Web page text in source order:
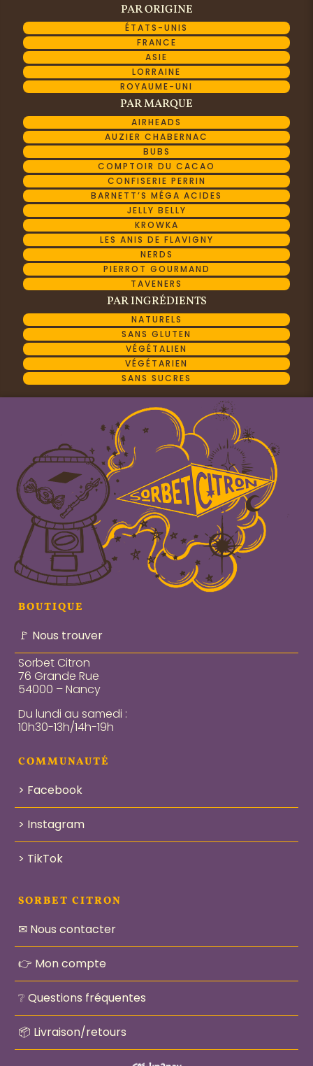
PAR ORIGINE
ÉTATS-UNIS
FRANCE
ASIE
LORRAINE
ROYAUME-UNI
PAR MARQUE
AIRHEADS
AUZIER CHABERNAC
BUBS
COMPTOIR DU CACAO
CONFISERIE PERRIN
BARNETT’S MÉGA ACIDES
JELLY BELLY
KROWKA
LES ANIS DE FLAVIGNY
NERDS
PIERROT GOURMAND
TAVENERS
PAR INGRÉDIENTS
NATURELS
SANS GLUTEN
VÉGÉTALIEN
VÉGÉTARIEN
SANS SUCRES
BOUTIQUE
🚩 Nous trouver
Sorbet Citron
76 Grande Rue
54000 – Nancy
Du lundi au samedi :
10h30-13h/14h-19h
COMMUNAUTÉ
> Facebook
> Instagram
> TikTok
SORBET CITRON
✉ Nous contacter
👉 Mon compte
❔ Questions fréquentes
📦 Livraison/retours